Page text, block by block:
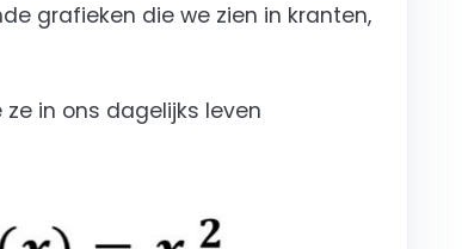
grafieken die we zien in kranten,
in ons dagelijks leven